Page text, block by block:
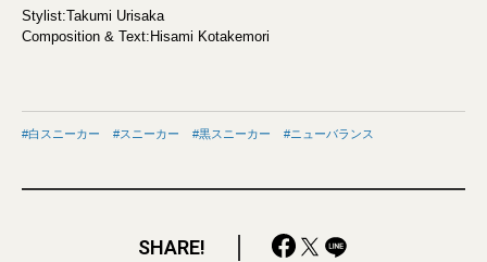
Stylist:Takumi Urisaka
Composition & Text:Hisami Kotakemori
白スニーカー スニーカー 黒スニーカー ニューバランス
SHARE!